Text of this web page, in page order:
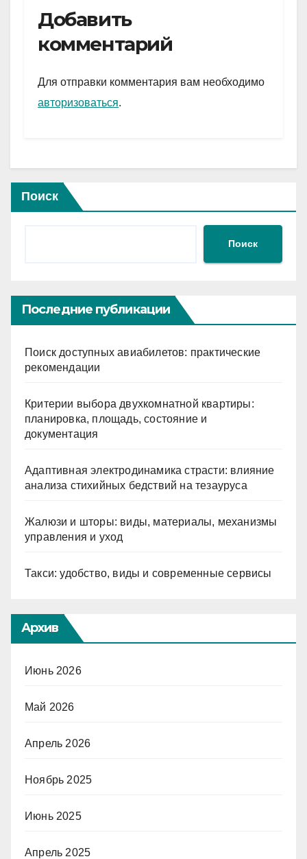
e
gr
a
m
er
s
A
p
и
Добавить
комментарий
Для отправки комментария вам необходимо
авторизоваться.
Поиск
Поиск
Последние публикации
Поиск доступных авиабилетов: практические
рекомендации
Критерии выбора двухкомнатной квартиры:
планировка, площадь, состояние и
документация
Адаптивная электродинамика страсти: влияние
анализа стихийных бедствий на тезауруса
Жалюзи и шторы: виды, материалы, механизмы
управления и уход
Такси: удобство, виды и современные сервисы
Архив
Июнь 2026
Май 2026
Апрель 2026
Ноябрь 2025
Июнь 2025
Апрель 2025